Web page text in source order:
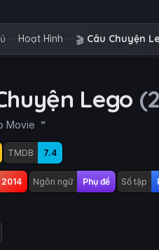
Hoạt Hình 🎬 Câu Chuyện
Lego
Movie
TMDB 7.4
2014 Ngôn ngữ Phụ đề Số tập